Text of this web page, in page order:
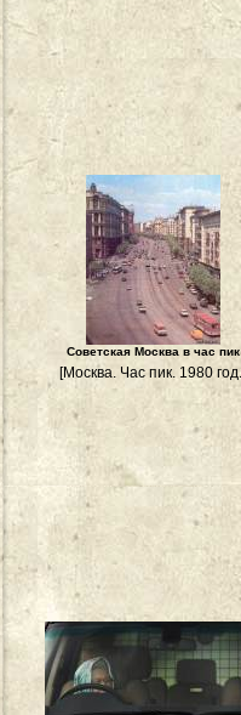
Советская Москва в час пик
[Москва. Час пик. 1980